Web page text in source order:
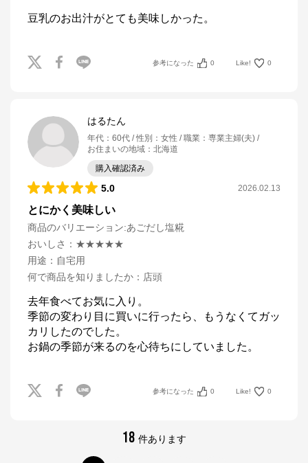
豆乳のお出汁がとても美味しかった。
参考になった 0 Like! 0
はるたん
年代 ： 60代 性別 ： 女性 職業 ： 専業主婦(夫)
お住まいの地域 ： 北海道
購入確認済み
5.0 2026.02.13
とにかく美味しい
商品のバリエーション:あごだし塩糀
おいしさ ： ★★★★★
用途 ： 自宅用
何で商品を知りましたか ： 店頭
去年食べてお気に入り。
季節の変わり目に買いに行ったら、もうなくてガッ
カリしたのでした。
お鍋の季節が来るのを心待ちにしていました。
参考になった 0 Like! 0
18 件あります